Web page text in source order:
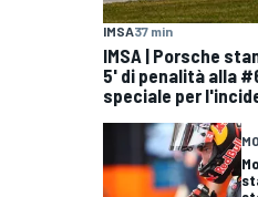
IMSA37 min
IMSA | Porsche
5' di penalità alla
speciale per